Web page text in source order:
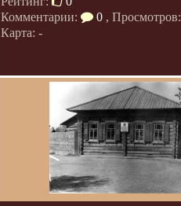
Комментарии:
0 , Просмотров:
Карта: -